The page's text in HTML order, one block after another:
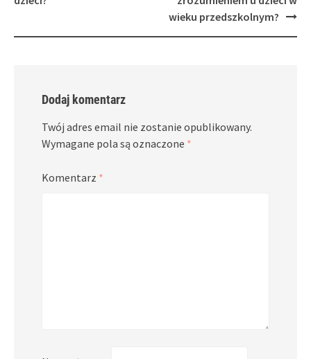
wieku przedszkolnym?
Dodaj komentarz
Twój adres email nie zostanie opublikowany.
Wymagane pola są oznaczone *
Komentarz *